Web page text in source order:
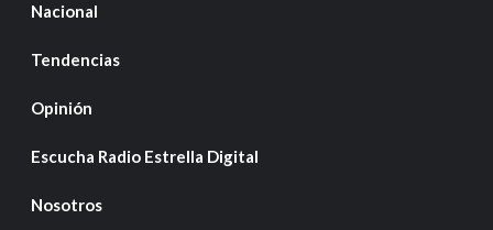
Nacional
Tendencias
Opinión
Escucha Radio Estrella Digital
Nosotros